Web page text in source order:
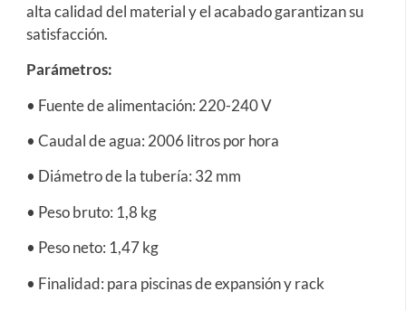
alta calidad del material y el acabado garantizan su
satisfacción.
Parámetros:
• Fuente de alimentación: 220-240 V
• Caudal de agua: 2006 litros por hora
• Diámetro de la tubería: 32 mm
• Peso bruto: 1,8 kg
• Peso neto: 1,47 kg
• Finalidad: para piscinas de expansión y rack